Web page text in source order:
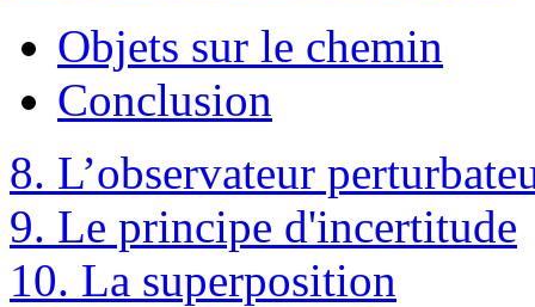
Objets sur le chemin
Conclusion
8. L’observateur
9. Le principe d'incertitude
10. La superposition